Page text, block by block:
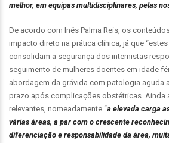
melhor, em equipas multidisciplinares, pelas
De acordo com Inês Palma Reis, os
impacto direto na prática clínica, já que
consolidam a segurança dos internistas
seguimento de mulheres doentes em idade
abordagem da grávida com patologia aguda
prazo após complicações obstétricas. Ainda
relevantes, nomeadamente “a elevada carga
várias áreas, a par com o crescente
diferenciação e responsabilidade da área,